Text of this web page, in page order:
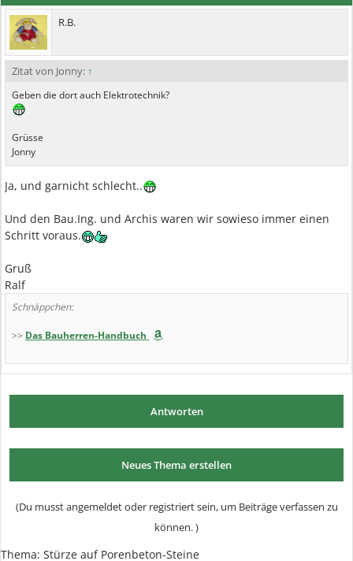
R.B.
Zitat von Jonny: ↑
Geben die dort auch Elektrotechnik?
Grüsse
Jonny
Ja, und garnicht schlecht..
Und den Bau.Ing. und Archis waren wir sowieso immer einen
Schritt voraus.
Gruß
Ralf
Schnäppchen:
>> Das Bauherren-Handbuch
Antworten
Neues Thema erstellen
(Du musst angemeldet oder registriert sein, um Beiträge verfassen zu
können. )
Thema: Stürze auf Porenbeton-Steine